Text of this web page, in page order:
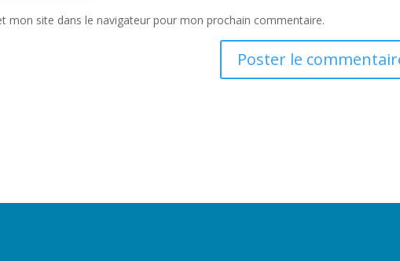
mon site dans le navigateur pour mon prochain commentaire.